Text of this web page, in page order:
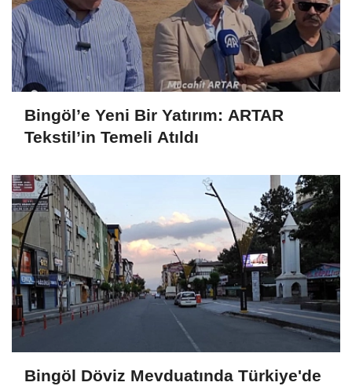
Bingöl’e Yeni Bir Yatırım: ARTAR
Tekstil’in Temeli Atıldı
Bingöl Döviz Mevduatında Türkiye'de